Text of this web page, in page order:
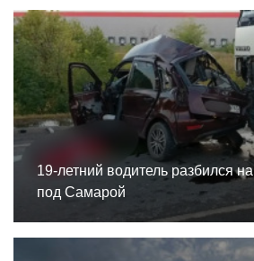
19-летний водитель разбился
под Самарой